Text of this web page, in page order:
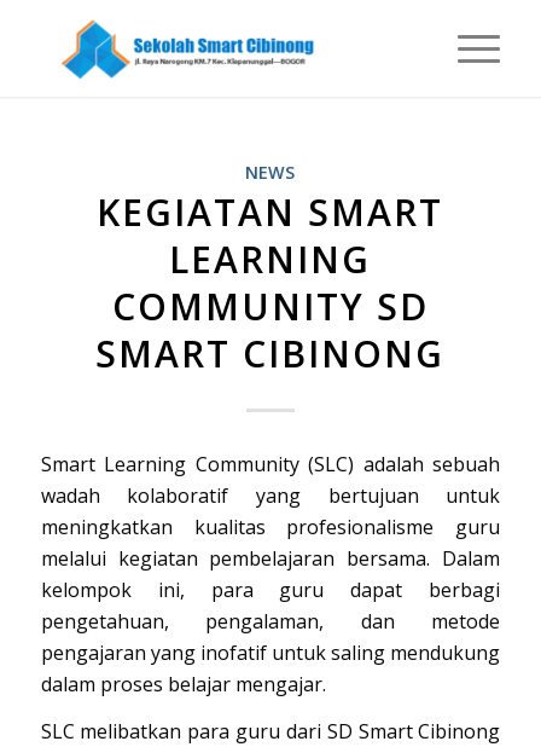
NEWS
KEGIATAN SMART
LEARNING
COMMUNITY SD
SMART CIBINONG
Smart Learning Community (SLC) adalah sebuah
wadah kolaboratif yang bertujuan untuk
meningkatkan kualitas profesionalisme guru
melalui kegiatan pembelajaran bersama. Dalam
kelompok ini, para guru dapat berbagi
pengetahuan, pengalaman, dan metode
pengajaran yang inofatif untuk saling mendukung
dalam proses belajar mengajar.
SLC melibatkan para guru dari SD Smart Cibinong